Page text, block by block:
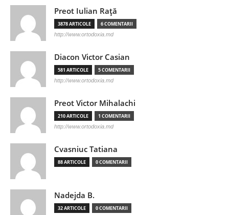
Preot Iulian Raţă
3878 ARTICOLE 6 COMENTARII
http://www.ortodoxia.md
Diacon Victor Casian
581 ARTICOLE 5 COMENTARII
http://www.ortodoxia.md
Preot Victor Mihalachi
210 ARTICOLE 1 COMENTARII
http://www.ortodoxia.md
Cvasniuc Tatiana
88 ARTICOLE 0 COMENTARII
Nadejda B.
32 ARTICOLE 0 COMENTARII